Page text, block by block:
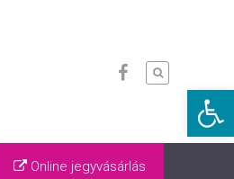
Online jegyvásárlás